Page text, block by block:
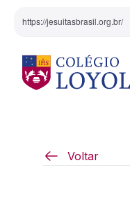
https://jesuitasbrasil.org.br/
Voltar